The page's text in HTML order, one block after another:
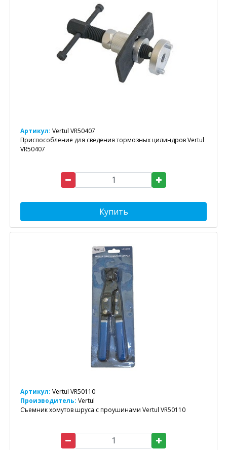
Артикул: Vertul VR50407
Приспособление для сведения тормозных цилиндров Vertul
VR50407
Купить
Артикул: Vertul VR50110
Производитель: Vertul
Съемник хомутов шруса с проушинами Vertul VR50110